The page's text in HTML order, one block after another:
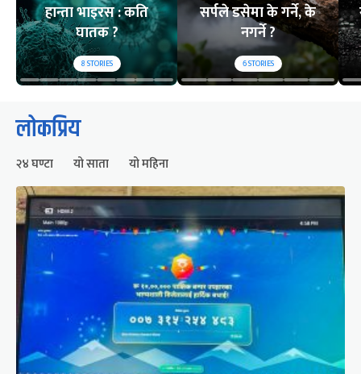
हान्ता भाइरस : कति
घातक ?
8STORIES
सर्पले डसेमा के गर्ने, के
नगर्ने ?
6STORIES
लोकप्रिय
२४ घण्टा यो साता यो महिना